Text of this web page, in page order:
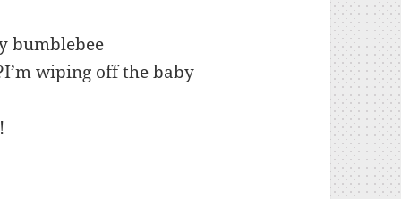
bumblebee
wiping off the baby